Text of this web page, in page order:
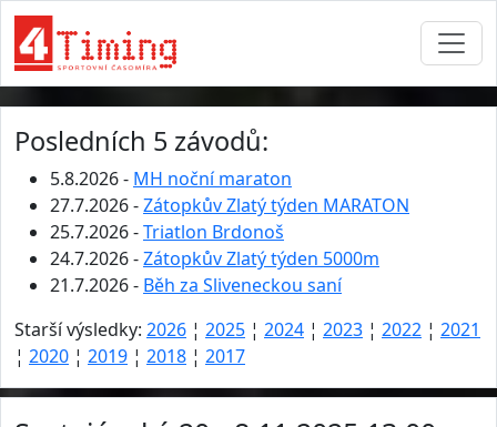
Posledních 5 závodů:
5.8.2026 - MH noční maraton
27.7.2026 -Zátopkův Zlatý týden MARATON
25.7.2026 -Triatlon Brdonoš
24.7.2026 -Zátopkův Zlatý týden 5000m
21.7.2026 - Běh za Sliveneckou saní
Starší výsledky: 2026 ¦ 2025 ¦ 2024 ¦ 2023 ¦ 2022 ¦ 2021
¦ 2020 ¦ 2019 ¦ 2018 ¦ 2017